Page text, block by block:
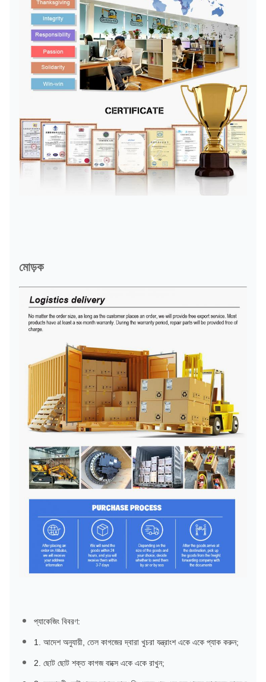
মোড়ক
প্যাকেজিং বিবরণ:
1. আদেশ অনুযায়ী, তেল কাগজের দ্বারা খুচরা যন্ত্রাংশ একে একে প্যাক করুন;
2. ছোট ছোট শক্ত কাগজ বাক্সে একে একে রাখুন;